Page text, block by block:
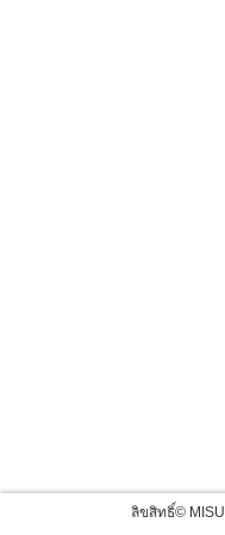
ลิขสิทธิ์©